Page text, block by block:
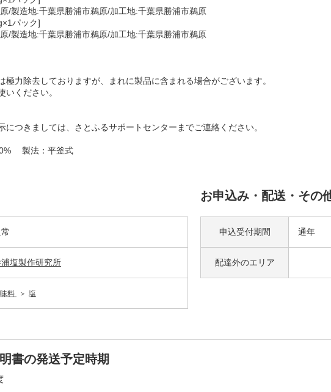
造地:千葉県勝浦市鵜原/加工地:千葉県勝浦市鵜原
パック]
造地:千葉県勝浦市鵜原/加工地:千葉県勝浦市鵜原
力除去しておりますが、まれに製品に含まれる場合がございます。
いください。
つきましては、さとふるサポートセンターまでご連絡ください。
製法：平釜式
浦塩製作研究所
料 塩
お申込み・配送・その
申込受付期間 通年
配達外のエリア
書の発送予定時期